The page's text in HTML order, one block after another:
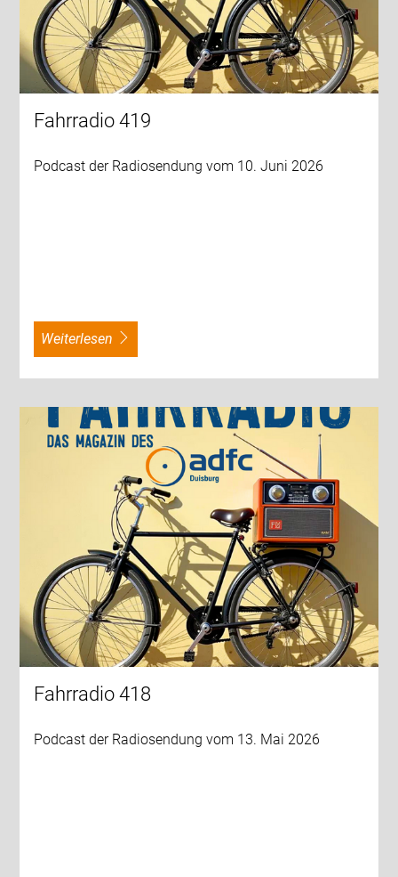
Fahrradio 419
Podcast der Radiosendung vom 10. Juni 2026
weiterlesen
Fahrradio 418
Podcast der Radiosendung vom 13. Mai 2026